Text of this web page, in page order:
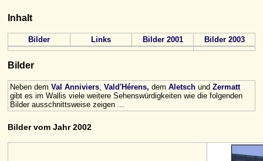
Inhalt
Bilder Links Bilder 2001 Bilder 2003
Bilder
Neben dem Val Anniviers, Vald'Hérens, dem Aletsch und Zermatt
gibt es im Wallis viele weitere Sehenswürdigkeiten wie die folgenden
Bilder ausschnittsweise zeigen ...
Bilder vom Jahr 2002